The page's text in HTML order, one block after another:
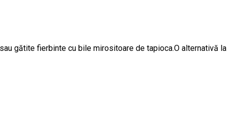
gătite fierbinte cu bile mirositoare de tapioca.O alternativă la